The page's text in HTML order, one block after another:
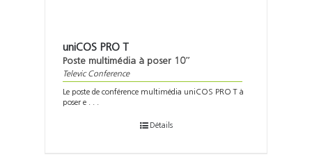
uniCOS PRO T
Poste multimédia à poser 10″
Televic Conference
Le poste de conférence multimédia uniCOS PRO T à
poser e . . .
Détails